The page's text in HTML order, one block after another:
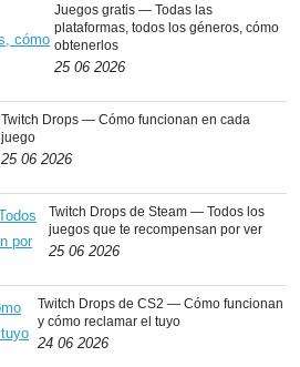
Juegos gratis — Todas las
plataformas, todos los géneros, cómo
obtenerlos
25 06 2026
Twitch Drops — Cómo funcionan en cada
juego
25 06 2026
Twitch Drops de Steam — Todos los
juegos que te recompensan por ver
25 06 2026
Twitch Drops de CS2 — Cómo funcionan
y cómo reclamar el tuyo
24 06 2026